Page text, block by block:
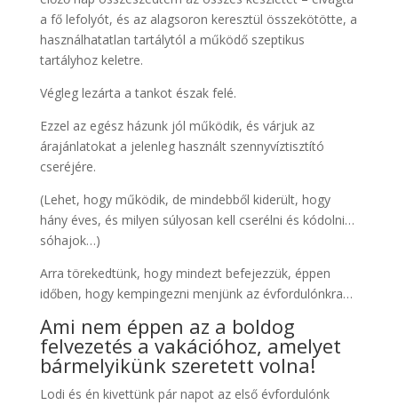
a fő lefolyót, és az alagsoron keresztül összekötötte, a
használhatatlan tartálytól a működő szeptikus
tartályhoz keletre.
Végleg lezárta a tankot észak felé.
Ezzel az egész házunk jól működik, és várjuk az
árajánlatokat a jelenleg használt szennyvíztisztító
cseréjére.
(Lehet, hogy működik, de mindebből kiderült, hogy
hány éves, és milyen súlyosan kell cserélni és kódolni…
sóhajok…)
Arra törekedtünk, hogy mindezt befejezzük, éppen
időben, hogy kempingezni menjünk az évfordulónkra…
Ami nem éppen az a boldog
felvezetés a vakációhoz, amelyet
bármelyikünk szeretett volna!
Lodi és én kivettünk pár napot az első évfordulónk